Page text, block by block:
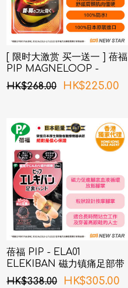
[ 限时大激赏 买一送一 ] 蓓福
PIP MAGNELOOP -
PML157 日本健康磁性镇痛
颈环 EX (加强版）黑色
HK$268.00 HK$225.00
蓓福 PIP - ELA01
ELEKIBAN 磁力镇痛足部带
(新旧包装随机发货)
HK$338.00 HK$305.00